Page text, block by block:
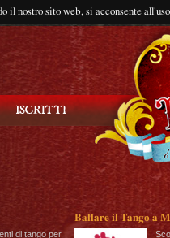
il nostro sito web, si acconsente
di tango per
Ballare il Tango a